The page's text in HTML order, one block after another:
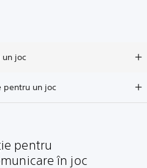
un joc
pentru un joc
pentru
în joc